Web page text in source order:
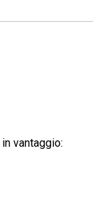
vantaggio: